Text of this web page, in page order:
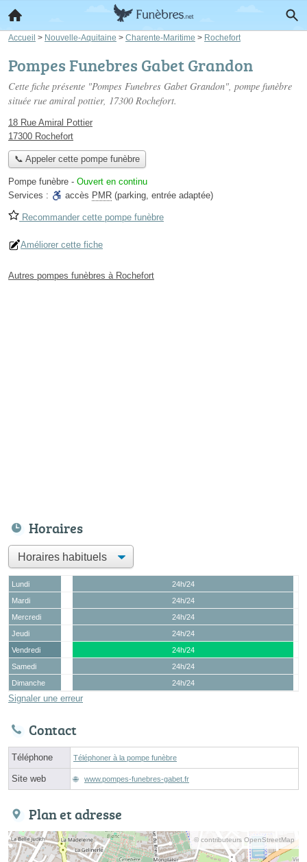
Accueil > Nouvelle-Aquitaine > Charente-Maritime > Rochefort
Pompes Funebres Gabet Grandon
Cette fiche présente "Pompes Funebres Gabet Grandon", pompe funèbre
située rue amiral pottier, 17300 Rochefort.
18 Rue Amiral Pottier
17300 Rochefort
📞 Appeler cette pompe funèbre
Pompe funèbre - Ouvert en continu
Services :
accès PMR (parking, entrée adaptée)
Recommander cette pompe funèbre
Améliorer cette fiche
Autres pompes funèbres à Rochefort
Horaires
Lundi
24h/24
Mardi
24h/24
Mercredi
24h/24
Jeudi
24h/24
Vendredi
24h/24
Samedi
24h/24
Dimanche
24h/24
Signaler une erreur
Contact
Téléphone Téléphoner à la pompe funèbre
Site web www.pompes-funebres-gabet.fr
Plan et adresse
© contributeurs OpenStreetMap